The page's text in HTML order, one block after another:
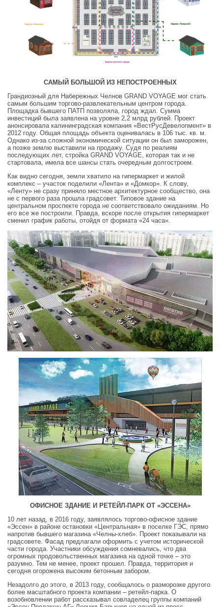
САМЫЙ БОЛЬШОЙ ИЗ НЕПОСТРОЕННЫХ
Грандиозный для Набережных Челнов GRAND VOYAGE мог стать
самым большим торгово-развлекательным центром города.
Площадка бывшего ПАТП позволяла, город ждал. Сумма
инвестиций была заявлена на уровне 2,2 млрд рублей. Проект
анонсировала калининградская компания «ВестРусДевелопмент» в
2012 году. Общая площадь объекта оценивалась в 106 тыс. кв. м.
Однако из-за сложной экономической ситуации он был заморожен,
а позже землю выставили на продажу. Судя по реалиям
последующих лет, стройка GRAND VOYAGE, которая так и не
стартовала, имела все шансы стать очередным долгостроем.
Как видно сегодня, земли хватило на гипермаркет и жилой
комплекс – участок поделили «Лента» и «Домкор». К слову,
«Ленту» не сразу приняло местное архитектурное сообщество, она
не с первого раза прошла градсовет. Типовое здание на
центральном проспекте города не соответствовало ожиданиям. Но
его все же построили. Правда, вскоре после открытия гипермаркет
сменил график работы, отойдя от формата «24 часа».
ОФИСНОЕ ЗДАНИЕ И РЕТЕЙЛ-ПАРК ОТ «ЭССЕНА»
10 лет назад, в 2016 году, заявлялось торгово-офисное здание
«Эссен» в районе остановки «Центральная» в поселке ГЭС, прямо
напротив бывшего магазина «Челны-хлеб». Проект показывали на
градсовете. Фасад предлагали оформить с учетом исторической
части города. Участники обсуждения сомневались, что два
огромных продовольственных магазина на одной точке – это
разумно. Тем не менее, проект прошел. Правда, территория и
сегодня огорожена высоким бетонным забором.
Незадолго до этого, в 2013 году, сообщалось о разморозке другого
более масштабного проекта компании – ретейл-парка. О
возобновлении работ рассказывал совладелец группы компаний